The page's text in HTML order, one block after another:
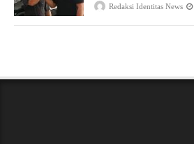
Redaksi Identitas News